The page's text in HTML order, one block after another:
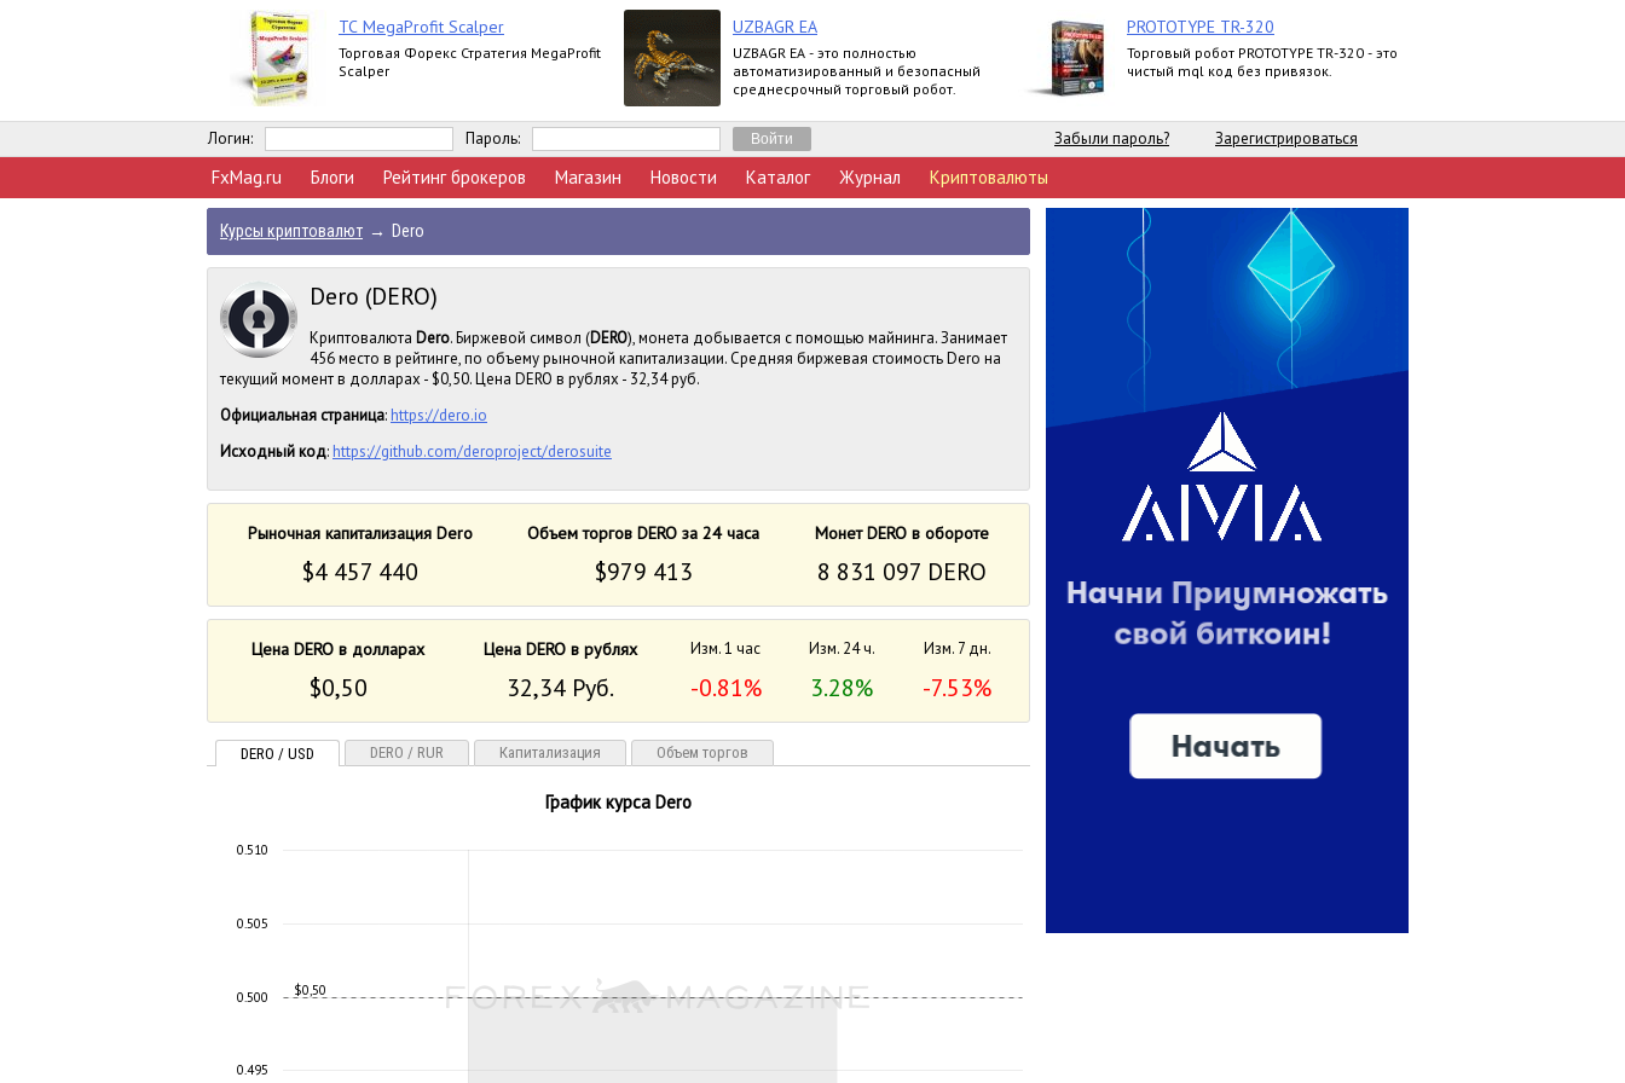
ТС MegaProfit Scalper
Торговая Форекс Стратегия MegaProfit
Scalper
UZBAGR EA
UZBAGR EA - это полностью
автоматизированный и безопасный
среднесрочный торговый робот.
PROTOTYPE TR-320
Торговый робот PROTOTYPE TR-320 - это
чистый mql код без привязок.
Логин: Пароль: Забыли пароль? Зарегистрироваться
FxMag.ru Блоги Рейтинг брокеров Магазин Новости Каталог Журнал Криптовалюты
Курсы криптовалют → Dero
Dero (DERO)
Криптовалюта Dero. Биржевой символ (DERO), монета добывается с помощью майнинга. Занимает
456 место в рейтинге, по объему рыночной капитализации. Средняя биржевая стоимость Dero на
текущий момент в долларах - $0,50. Цена DERO в рублях - 32,34 руб.
Официальная страница: https://dero.io
Исходный код: https://github.com/deroproject/derosuite
Рыночная капитализация Dero Объем торгов DERO за 24 часа Монет DERO в обороте
$4 457 440 $979 413 8 831 097 DERO
Цена DERO в долларах Цена DERO в рублях Изм. 1 час Изм. 24 ч. Изм. 7 дн.
$0,50 32,34 Руб. -0.81% 3.28% -7.53%
DERO / USD DERO / RUR Капитализация Объем торгов
График курса Dero
$0,50
0.495
0.500
0.505
0.510